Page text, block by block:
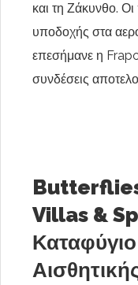
και τη Ζάκυνθο.
υποδοχής στα
επεσήμανε η
συνδέσεις
Villas &